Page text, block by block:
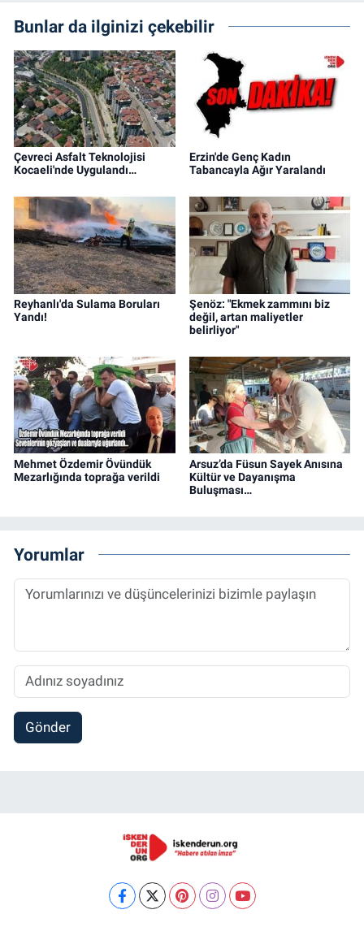
Bunlar da ilginizi çekebilir
Çevreci Asfalt Teknolojisi
Kocaeli'nde Uygulandı…
Erzin'de Genç Kadın
Tabancayla Ağır Yaralandı
Reyhanlı'da Sulama Boruları
Yandı!
Şenöz: "Ekmek zammını biz
değil, artan maliyetler
belirliyor"
Mehmet Özdemir Övündük
Mezarlığında toprağa verildi
Arsuz’da Füsun Sayek Anısına
Kültür ve Dayanışma
Buluşması…
Yorumlar
Gönder